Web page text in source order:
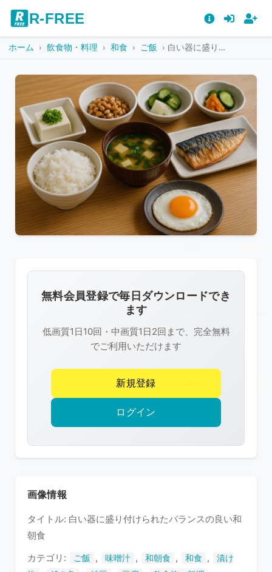
R-FREE
ホーム 飲食物・料理 和食 ご飯 白い器に盛り付けられたバランスの良い和朝食
像
は
R-
FREE
作
権
護
い
無料会員登録で毎日ダウンロードでき
ます
低画質1日10回・中画質1日2回まで、完全無料
でご利用いただけます
新規登録
ログイン
画像情報
タイトル: 白い器に盛り付けられたバランスの良い和
朝食
カテゴリ:
ご飯 , 味噌汁 , 和朝食 , 和食 ,
漬け